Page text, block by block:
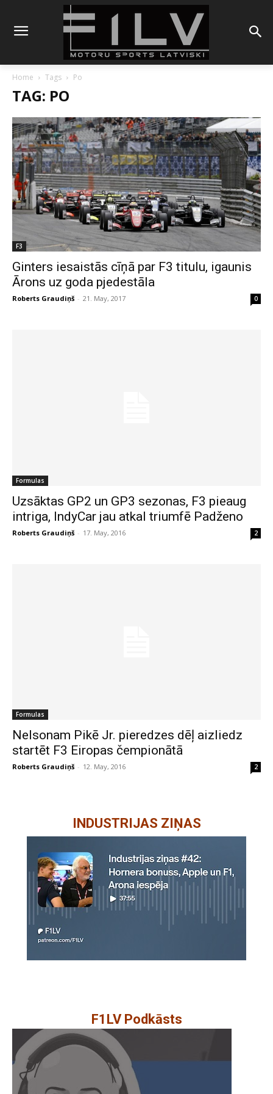
Home Tags Po
TAG: PO
F3
Ginters iesaistās cīņā par F3 titulu, igaunis
Ārons uz goda pjedestāla
Roberts Graudiņš - 21. May, 2017 0
Formulas
Uzsāktas GP2 un GP3 sezonas, F3 pieaug
intriga, IndyCar jau atkal triumfē Padženo
Roberts Graudiņš - 17. May, 2016 2
Formulas
Nelsonam Pikē Jr. pieredzes dēļ aizliedz
startēt F3 Eiropas čempionātā
Roberts Graudiņš - 12. May, 2016 2
INDUSTRIJAS ZIŅAS
F1LV Podkāsts